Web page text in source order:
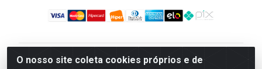
O nosso site coleta cookies próprios e de
Nova Boni Distribuidora de Material de Construção LTDA